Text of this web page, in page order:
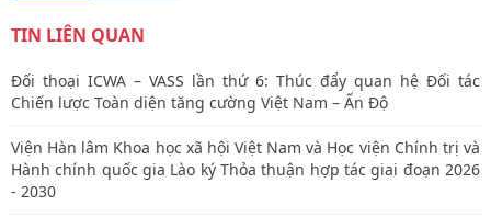
TIN LIÊN QUAN
Đối thoại ICWA – VASS lần thứ 6: Thúc đẩy quan hệ Đối tác
Chiến lược Toàn diện tăng cường Việt Nam – Ấn Độ
Viện Hàn lâm Khoa học xã hội Việt Nam và Học viện Chính trị và
Hành chính quốc gia Lào ký Thỏa thuận hợp tác giai đoạn 2026
- 2030